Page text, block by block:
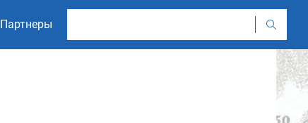
Партнеры